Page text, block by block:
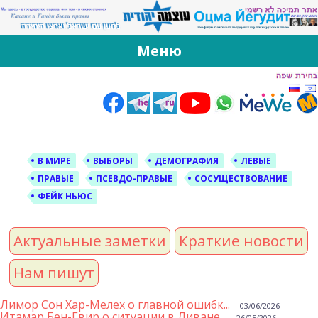
За Оцма Йегудит
עוצמה יהודית ברוסית ובעברית
Меню
В МИРЕ ВЫБОРЫ ДЕМОГРАФИЯ
ЛЕВЫЕ
ПРАВЫЕ
ПСЕВДО-ПРАВЫЕ
СОСУЩЕСТВОВАНИЕ
ФЕЙК НЬЮС
Актуальные заметки
Краткие новости
Нам пишут
Лимор Сон Хар-Мелех о главной ошибк... -- 03/06/2026